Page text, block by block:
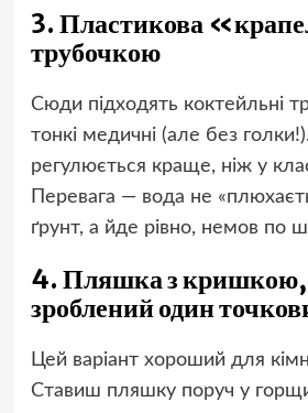
3. Пластикова
трубочкою
Сюди підходять коктейльні
тонкі медичні (але без
регулюється краще, ніж у
Перевага — вода не
ґрунт, а йде рівно, немов по
4. Пляшка з кришкою,
зроблений один
Цей варіант хороший для
Ставиш пляшку поруч у